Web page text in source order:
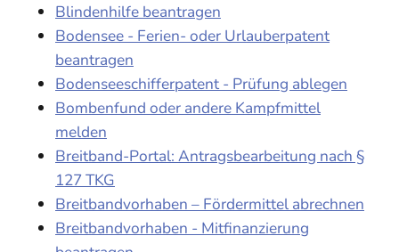
Blindenhilfe beantragen
Bodensee - Ferien- oder Urlauberpatent
beantragen
Bodenseeschifferpatent - Prüfung ablegen
Bombenfund oder andere Kampfmittel
melden
Breitband-Portal: Antragsbearbeitung nach §
127 TKG
Breitbandvorhaben – Fördermittel abrechnen
Breitbandvorhaben - Mitfinanzierung